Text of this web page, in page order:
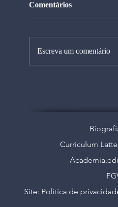
Comentários
Escreva um comentário
Curriculum
Site: Política de